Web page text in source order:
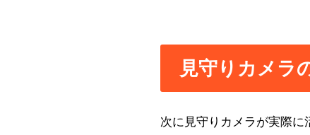
見守りカメラ
次に見守りカメラが実際に